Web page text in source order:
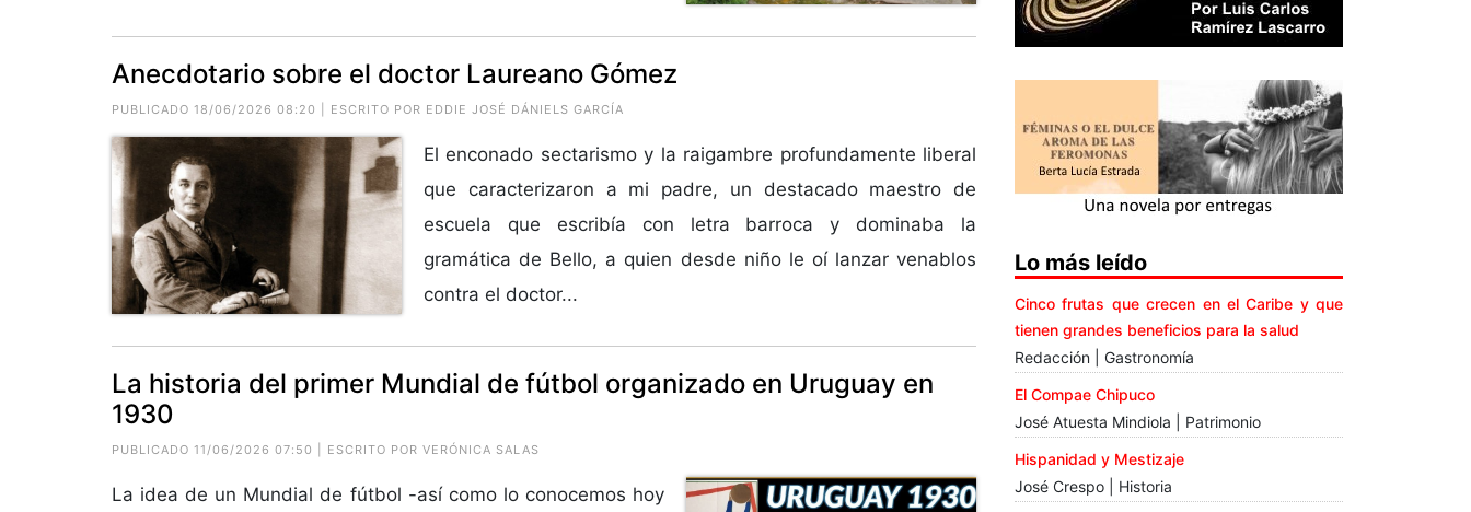
Anecdotario sobre el doctor Laureano Gómez
PUBLICADO 18/06/2026 08:20 | ESCRITO POR EDDIE JOSÉ DÁNIELS GARCÍA
El enconado sectarismo y la raigambre profundamente liberal
que caracterizaron a mi padre, un destacado maestro de
escuela que escribía con letra barroca y dominaba la
gramática de Bello, a quien desde niño le oí lanzar venablos
contra el doctor...
La historia del primer Mundial de fútbol organizado en Uruguay en
1930
PUBLICADO 11/06/2026 07:50 | ESCRITO POR VERÓNICA SALAS
La idea de un Mundial de fútbol -así como lo conocemos hoy
Lo más leído
Cinco frutas que crecen en el Caribe y que
tienen grandes beneficios para la salud
Redacción | Gastronomía
El Compae Chipuco
José Atuesta Mindiola | Patrimonio
Hispanidad y Mestizaje
José Crespo | Historia